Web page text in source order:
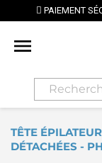
CARTE BANCAIRE

TÊTE
DÉTACHÉES -